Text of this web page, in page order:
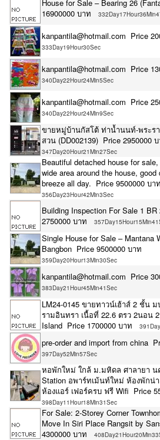
House for Sale – Bearing 26
16900000 บาท
kanpantila@hotmail.com Price
333Day19Hour30Sec
kanpantila@hotmail.com Price
340Day22Hour24Min5Sec
kanpantila@hotmail.com Price
340Day22Hour24Min9Sec
ขายหมู่บ้านกัสโต้​ ท่าน้ำนนท์-พระร
สวน (DD002139) Price 2950000
347Day20Hour21Min27Sec
Beautiful detached house for
wide area around the house, good
breeze all day. Price 9500000 บาท
356Day23Hour42Min3Sec
Building Inspection For Sale 1
2750000 บาท
Single House for Sale – Mantana
Bangbon Price 9500000 บาท
359Day20Hour13Min30Sec
kanpantila@hotmail.com Price
383Day21Hour45Min41Sec
LM24-0145 ขายทาวน์เฮ้าส์ 2 ชั้น ม
รามอินทรา เนื้อที่ 22.6 ตรว 2นอน
Island Price 1700000 บาท
pre-order and import from china
397Day52Min57Sec
หอพักใหม่ ใกล้ ม.มหิดล ศาลายา น
Station อพาร์ทเม้นท์ใหม่ ห้องพัก
ห้องแอร์ เฟอร์ครบ ฟรี Wifi Price
398Day11Hour18Min31Sec
For Sale: 2-Storey Corner
Move In Siri Place Rangsit by
4300000 บาท